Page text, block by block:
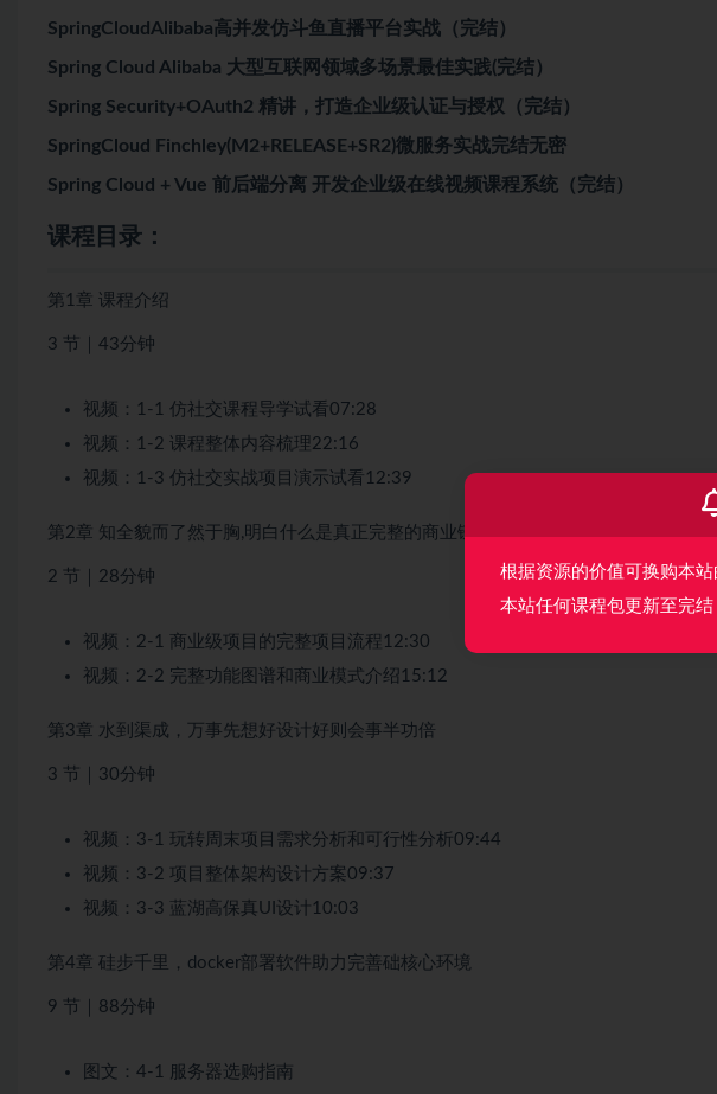
SpringCloudAlibaba高并发仿斗鱼直播平台实战（完结）
Spring Cloud Alibaba 大型互联网领域多场景最佳实践(完结）
Spring Security+OAuth2 精讲，打造企业级认证与授权（完结）
SpringCloud Finchley(M2+RELEASE+SR2)微服务实战完结无密
Spring Cloud + Vue 前后端分离 开发企业级在线视频课程系统（完结）
课程目录：
第1章 课程介绍
3 节｜43分钟
视频：1-1 仿社交课程导学试看07:28
视频：1-2 课程整体内容梳理22:16
视频：1-3 仿社交实战项目演示试看12:39
第2章 知全貌而了然于胸,明白什么是真正完整的商业链路
2 节｜28分钟
视频：2-1 商业级项目的完整项目流程12:30
视频：2-2 完整功能图谱和商业模式介绍15:12
第3章 水到渠成，万事先想好设计好则会事半功倍
3 节｜30分钟
视频：3-1 玩转周末项目需求分析和可行性分析09:44
视频：3-2 项目整体架构设计方案09:37
视频：3-3 蓝湖高保真UI设计10:03
第4章 硅步千里，docker部署软件助力完善础核心环境
9 节｜88分钟
图文：4-1 服务器选购指南
根据资源的价值可换购本
本站任何课程包更新至完结